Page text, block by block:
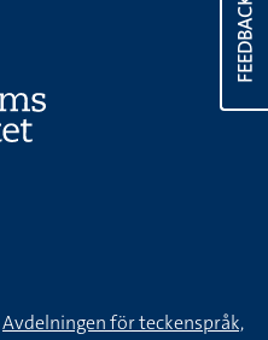
FEEDBACK
Avdelningen för teckenspråk,